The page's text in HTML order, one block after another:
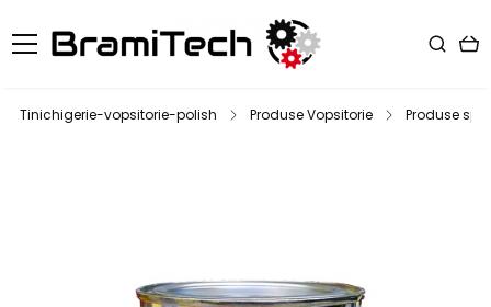
Tinichigerie-vopsitorie-polish Produse Vopsitorie Produse